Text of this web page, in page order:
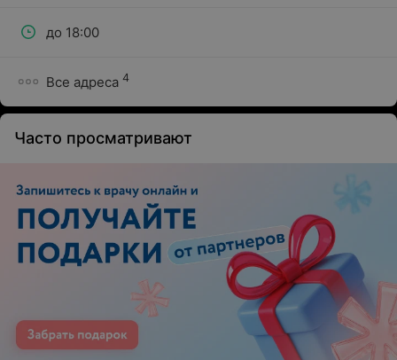
до 18:00
Все адреса 4
Часто просматривают